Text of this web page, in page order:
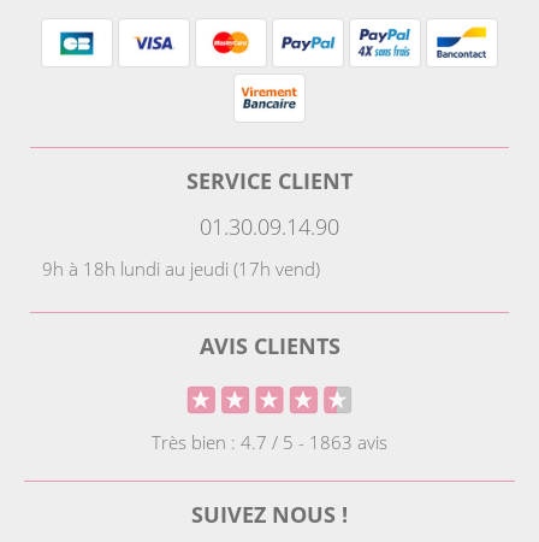
SERVICE CLIENT
01.30.09.14.90
9h à 18h lundi au jeudi (17h vend)
AVIS CLIENTS
Très bien : 4.7 / 5 - 1863 avis
SUIVEZ NOUS !